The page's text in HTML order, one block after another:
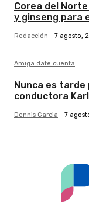
Corea del
y ginseng para
Redacción - 7 agosto,
Amiga date cuenta
Nunca es
conductora
Dennis Garcia - 7